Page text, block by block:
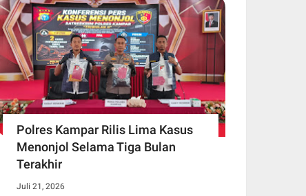
Polres Kampar Rilis Lima Kasus
Menonjol Selama Tiga Bulan
Terakhir
Juli 21, 2026